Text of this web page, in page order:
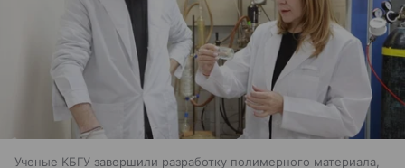
Ученые КБГУ завершили разработку полимерного материала,